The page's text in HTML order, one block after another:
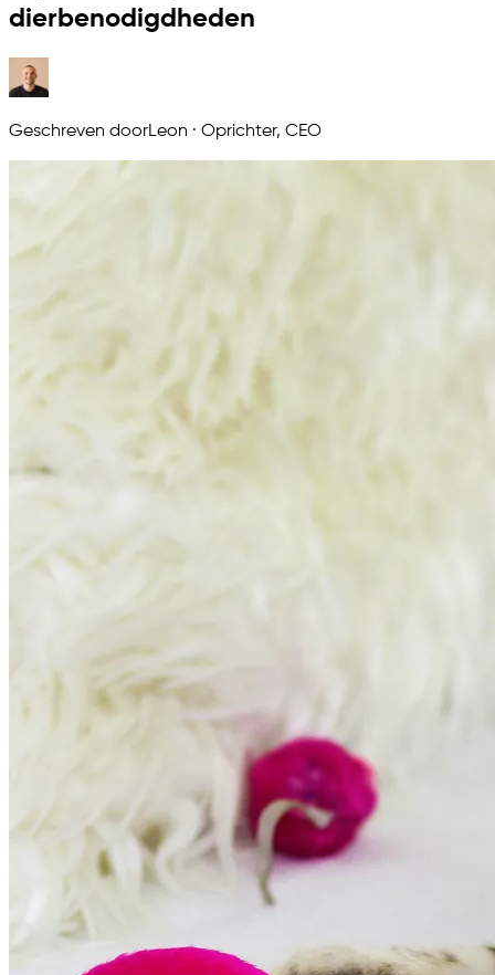
dierbenodigdheden
Geschreven doorLeon · Oprichter, CEO